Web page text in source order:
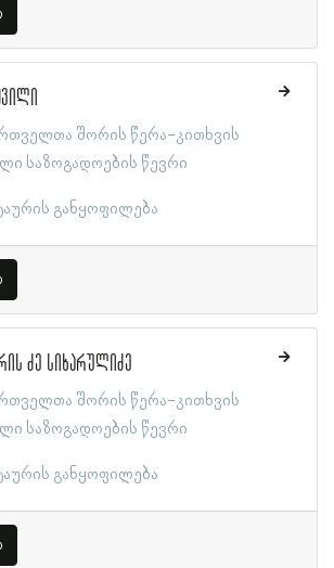
შორის წერა-კითხვის
საზოგადოების წევრი
განყოფილება
ძე სიხარულიძე
შორის წერა-კითხვის
საზოგადოების წევრი
განყოფილება